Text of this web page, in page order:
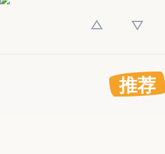
推荐